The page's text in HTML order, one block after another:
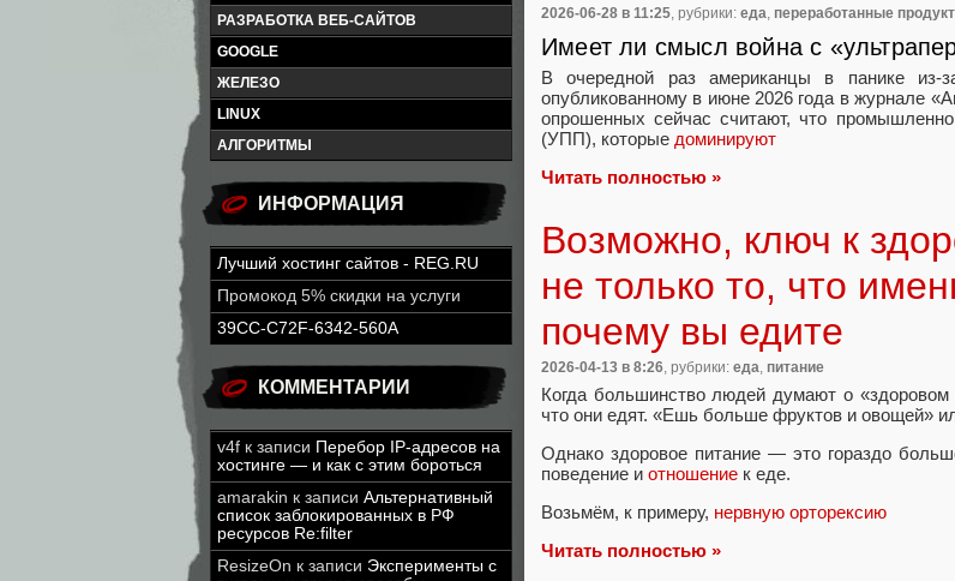
РАЗРАБОТКА ВЕБ-САЙТОВ
GOOGLE
ЖЕЛЕЗО
LINUX
АЛГОРИТМЫ
ИНФОРМАЦИЯ
Лучший хостинг сайтов - REG.RU
Промокод 5% скидки на услуги
39CC-C72F-6342-560A
КОММЕНТАРИИ
v4f к записи Перебор IP-адресов на
хостинге — и как с этим бороться
amarakin к записи Альтернативный
список заблокированных в РФ
ресурсов Re:filter
ResizeOn к записи Эксперименты с
2026-06-28 в 11:25, рубрики: еда, переработанные
Имеет ли смысл война с
В очередной раз американцы в панике из-
опубликованному в июне 2026 года в журнале
опрошенных сейчас считают, что
(УПП), которые доминируют
Читать полностью »
Возможно, ключ к
не только то, что
почему вы едите
2026-04-13 в 8:26, рубрики: еда, питание
Когда большинство людей думают о
что они едят. «Ешь больше фруктов и овощей»
Однако здоровое питание — это гораздо
поведение и отношение к еде.
Возьмём, к примеру, нервную орторексию
Читать полностью »